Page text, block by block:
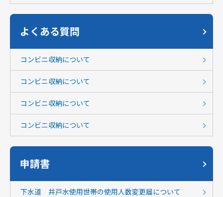
よくある質問
コンビニ収納について
コンビニ収納について
コンビニ収納について
コンビニ収納について
申請書
下水道 井戸水使用世帯の使用人数変更届について